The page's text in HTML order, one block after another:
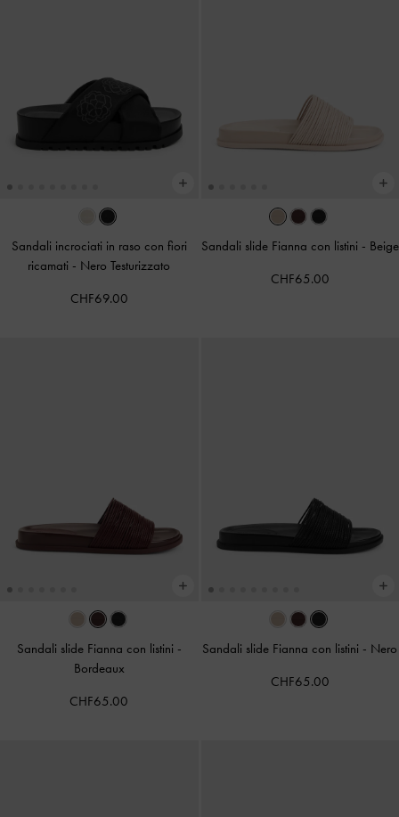
Sandali incrociati in raso con fiori
ricamati - Nero Testurizzato
CHF69.00
Sandali slide Fianna con listini - Beige
CHF65.00
Sandali slide Fianna con listini -
Bordeaux
CHF65.00
Sandali slide Fianna con listini - Nero
CHF65.00